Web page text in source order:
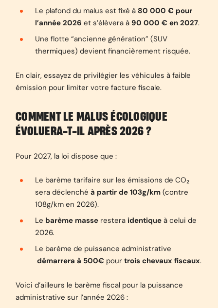
Le plafond du malus est fixé à 80 000 € pour
l’année 2026 et s’élèvera à 90 000 € en 2027.
Une flotte “ancienne génération” (SUV
thermiques) devient financièrement risquée.
En clair, essayez de privilégier les véhicules à faible
émission pour limiter votre facture fiscale.
COMMENT LE MALUS ÉCOLOGIQUE
ÉVOLUERA-T-IL APRÈS 2026 ?
Pour 2027, la loi dispose que :
Le barème tarifaire sur les émissions de CO₂
sera déclenché à partir de 103g/km (contre
108g/km en 2026).
Le barème masse restera identique à celui de
2026.
Le barème de puissance administrative
démarrera à 500€ pour trois chevaux fiscaux.
Voici d’ailleurs le barème fiscal pour la puissance
administrative sur l’année 2026 :